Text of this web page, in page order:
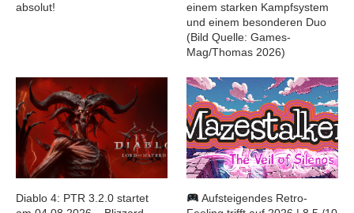
absolut!
einem starken Kampfsystem
und einem besonderen Duo
(Bild Quelle: Games-
Mag/Thomas 2026)
Diablo 4: PTR 3.2.0 startet
Aufsteigendes Retro-